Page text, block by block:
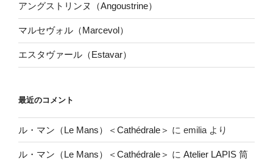
アングストリンヌ（Angoustrine）
マルセヴォル（Marcevol）
エスタヴァール（Estavar）
最近のコメント
ル・マン（Le Mans）＜Cathédrale＞ に emilia より
ル・マン（Le Mans）＜Cathédrale＞ に Atelier LAPIS 筒